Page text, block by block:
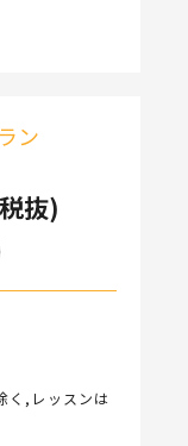
ン
抜)
く,レッスンは